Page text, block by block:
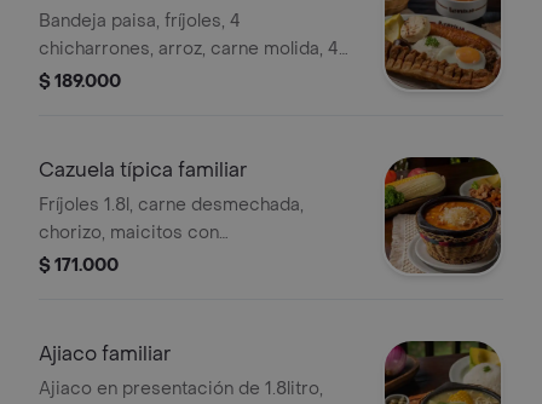
Bandeja paisa, fríjoles, 4
chicharrones, arroz, carne molida, 4
chorizos, 4 morcillas, 4 tajadas de
es individual, y el familiar es para 4
$ 189.000
Cazuela típica familiar
Fríjoles 1.8l, carne desmechada,
chorizo, maicitos con
chicharroncitos, maduritos, arroz,
el familiar es para 4 personas.
$ 171.000
Ajiaco familiar
Ajiaco en presentación de 1.8litro,